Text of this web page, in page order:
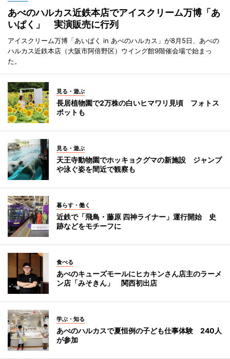
あべのハルカス近鉄本店でアイスクリーム万博「あ
いぱく」 実演販売に行列
アイスクリーム万博「あいぱく in あべのハルカス」が8月5日、あべの
ハルカス近鉄本店（大阪市阿倍野区）ウイング館9階催会場で始まっ
た。
見る・遊ぶ
長居植物園で2万株の白いヒマワリ見頃 フォトス
ポットも
見る・遊ぶ
天王寺動物園でホッキョクグマの新施設 ジャンプ
や泳ぐ姿を間近で観察も
暮らす・働く
近鉄で「飛鳥・藤原 四神ライナー」運行開始 史
跡などをモチーフに
食べる
あべのキューズモールにヒカキンさん店主のラーメ
ン店「みそきん」 関西初出店
学ぶ・知る
あべのハルカスで夏恒例の子ども仕事体験 240人
が参加